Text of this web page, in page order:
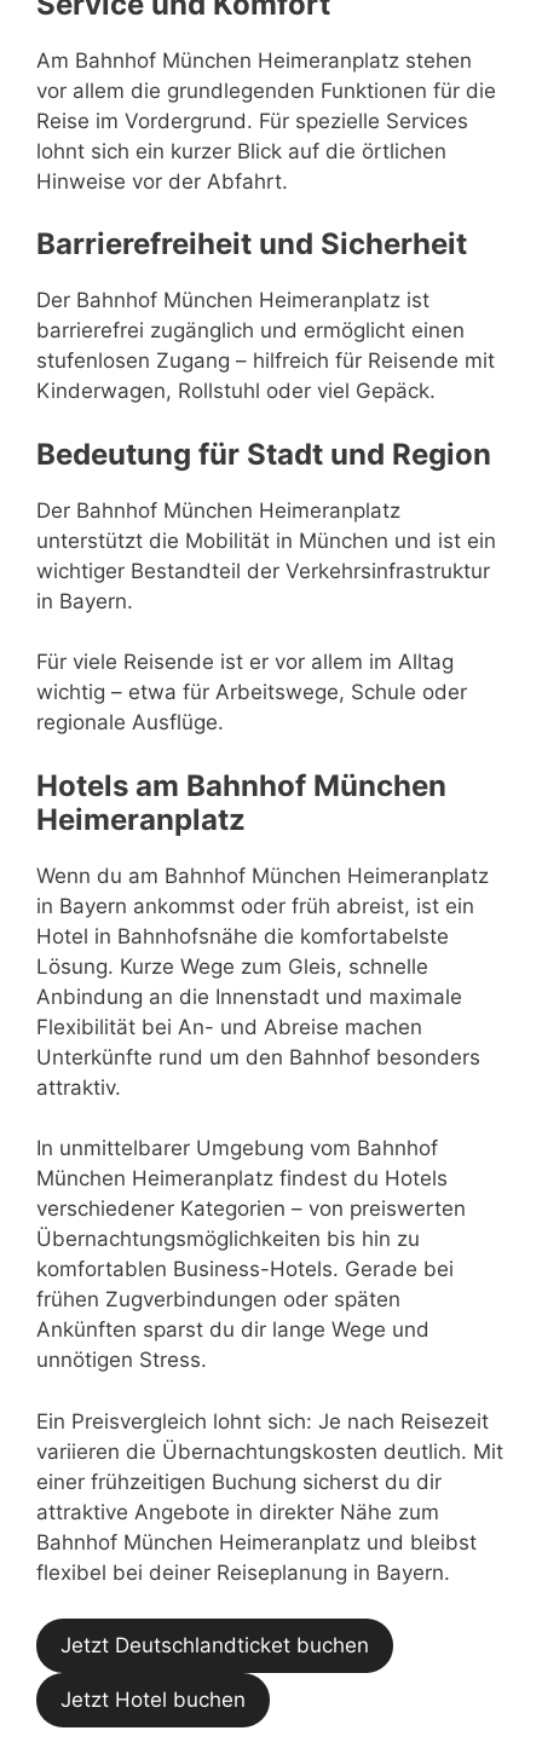
Am Bahnhof München Heimeranplatz stehen
vor allem die grundlegenden Funktionen für die
Reise im Vordergrund. Für spezielle Services
lohnt sich ein kurzer Blick auf die örtlichen
Hinweise vor der Abfahrt.
Barrierefreiheit und Sicherheit
Der Bahnhof München Heimeranplatz ist
barrierefrei zugänglich und ermöglicht einen
stufenlosen Zugang – hilfreich für Reisende mit
Kinderwagen, Rollstuhl oder viel Gepäck.
Bedeutung für Stadt und Region
Der Bahnhof München Heimeranplatz
unterstützt die Mobilität in München und ist ein
wichtiger Bestandteil der Verkehrsinfrastruktur
in Bayern.
Für viele Reisende ist er vor allem im Alltag
wichtig – etwa für Arbeitswege, Schule oder
regionale Ausflüge.
Hotels am Bahnhof München
Heimeranplatz
Wenn du am Bahnhof München Heimeranplatz
in Bayern ankommst oder früh abreist, ist ein
Hotel in Bahnhofsnähe die komfortabelste
Lösung. Kurze Wege zum Gleis, schnelle
Anbindung an die Innenstadt und maximale
Flexibilität bei An- und Abreise machen
Unterkünfte rund um den Bahnhof besonders
attraktiv.
In unmittelbarer Umgebung vom Bahnhof
München Heimeranplatz findest du Hotels
verschiedener Kategorien – von preiswerten
Übernachtungsmöglichkeiten bis hin zu
komfortablen Business-Hotels. Gerade bei
frühen Zugverbindungen oder späten
Ankünften sparst du dir lange Wege und
unnötigen Stress.
Ein Preisvergleich lohnt sich: Je nach Reisezeit
variieren die Übernachtungskosten deutlich. Mit
einer frühzeitigen Buchung sicherst du dir
attraktive Angebote in direkter Nähe zum
Bahnhof München Heimeranplatz und bleibst
flexibel bei deiner Reiseplanung in Bayern.
Jetzt Deutschlandticket buchen
Jetzt Hotel buchen